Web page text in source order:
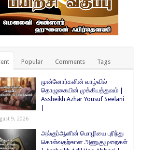
Popular Comments Tags
முன்னோர்களின் வாழ்வில்
தொழுகையின் முக்கியத்துவம் |
Assheikh Azhar Yousuf Seelani
9, 2026
அல்குர்ஆனின் மொழியை புரிந்து
கொள்வதற்கான அணுகுமுறைகள்